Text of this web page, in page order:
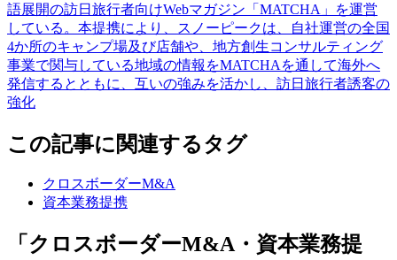
語展開の訪日旅行者向けWebマガジン「MATCHA」を運営
している。本提携により、スノーピークは、自社運営の全国
4か所のキャンプ場及び店舗や、地方創生コンサルティング
事業で関与している地域の情報をMATCHAを通して海外へ
発信するとともに、互いの強みを活かし、訪日旅行者誘客の
強化
この記事に関連するタグ
クロスボーダーM&A
資本業務提携
「クロスボーダーM&A・資本業務提